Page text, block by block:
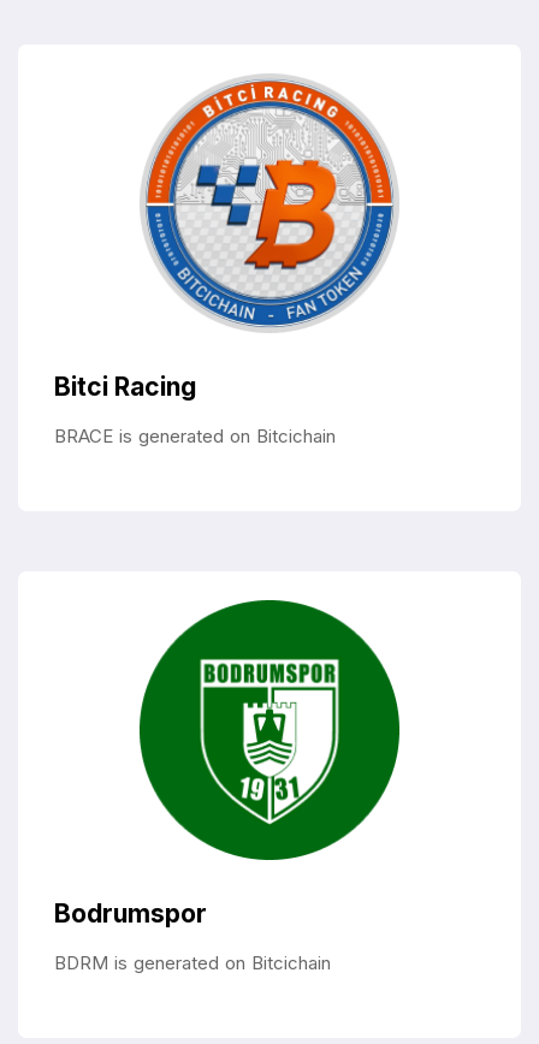
Bitci Racing
BRACE is generated on Bitcichain
Bodrumspor
BDRM is generated on Bitcichain